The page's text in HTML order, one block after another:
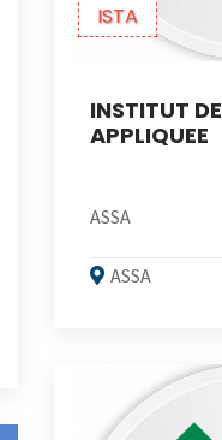
ISTA
INSTITUT
APPLIQUEE
ASSA
ASSA